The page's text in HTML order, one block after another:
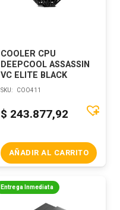
COOLER CPU
DEEPCOOL ASSASSIN
VC ELITE BLACK
SKU: COO411
$ 243.877,92
AÑADIR AL CARRITO
Entrega Inmediata